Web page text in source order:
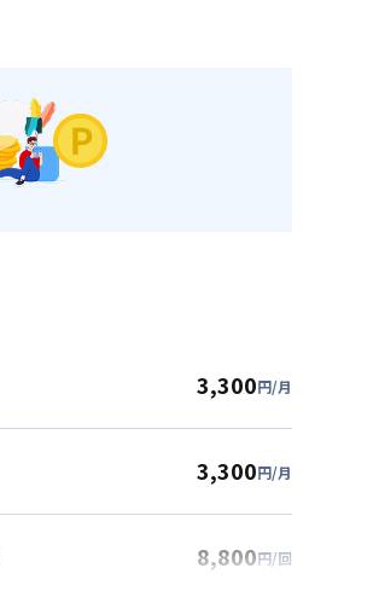
3,300円/月
3,300円/月
8,800円/回